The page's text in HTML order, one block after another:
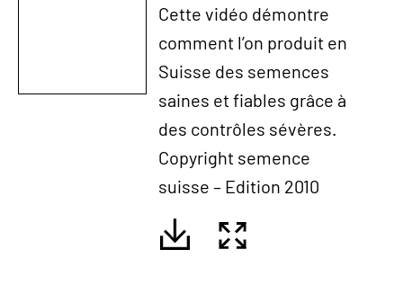
Cette vidéo démontre
comment l’on produit en
Suisse des semences
saines et fiables grâce à
des contrôles sévères.
Copyright semence
suisse – Edition 2010